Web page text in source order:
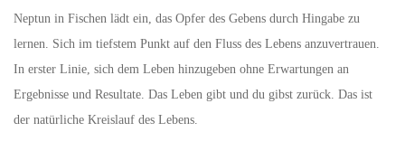
Neptun in Fischen lädt ein, das Opfer des Gebens durch Hingabe zu
lernen. Sich im tiefstem Punkt auf den Fluss des Lebens anzuvertrauen.
In erster Linie, sich dem Leben hinzugeben ohne Erwartungen an
Ergebnisse und Resultate. Das Leben gibt und du gibst zurück. Das ist
der natürliche Kreislauf des Lebens.